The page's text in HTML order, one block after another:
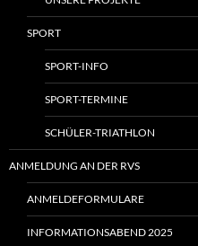
SPORT
SPORT-INFO
SPORT-TERMINE
SCHÜLER-TRIATHLON
ANMELDUNG AN DER RVS
ANMELDEFORMULARE
INFORMATIONSABEND 2025